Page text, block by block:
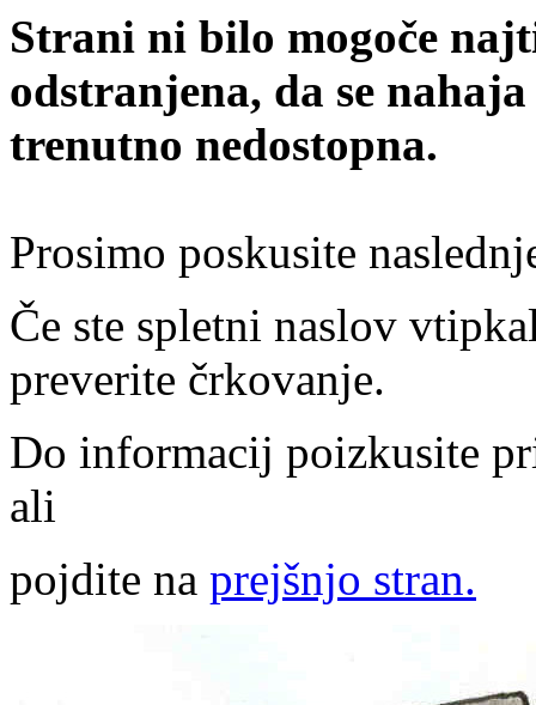
Strani ni bilo mogoče
odstranjena, da se
trenutno nedostopna.
Prosimo poskusite
Če ste spletni naslov
preverite črkovanje.
Do informacij poizkusite
ali
pojdite na prejšnjo stran.